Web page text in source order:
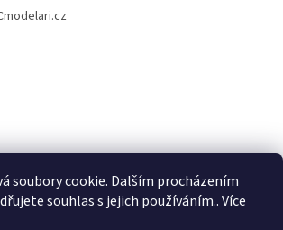
soubory cookie. Dalším procházením
souhlas s jejich používáním.. Více